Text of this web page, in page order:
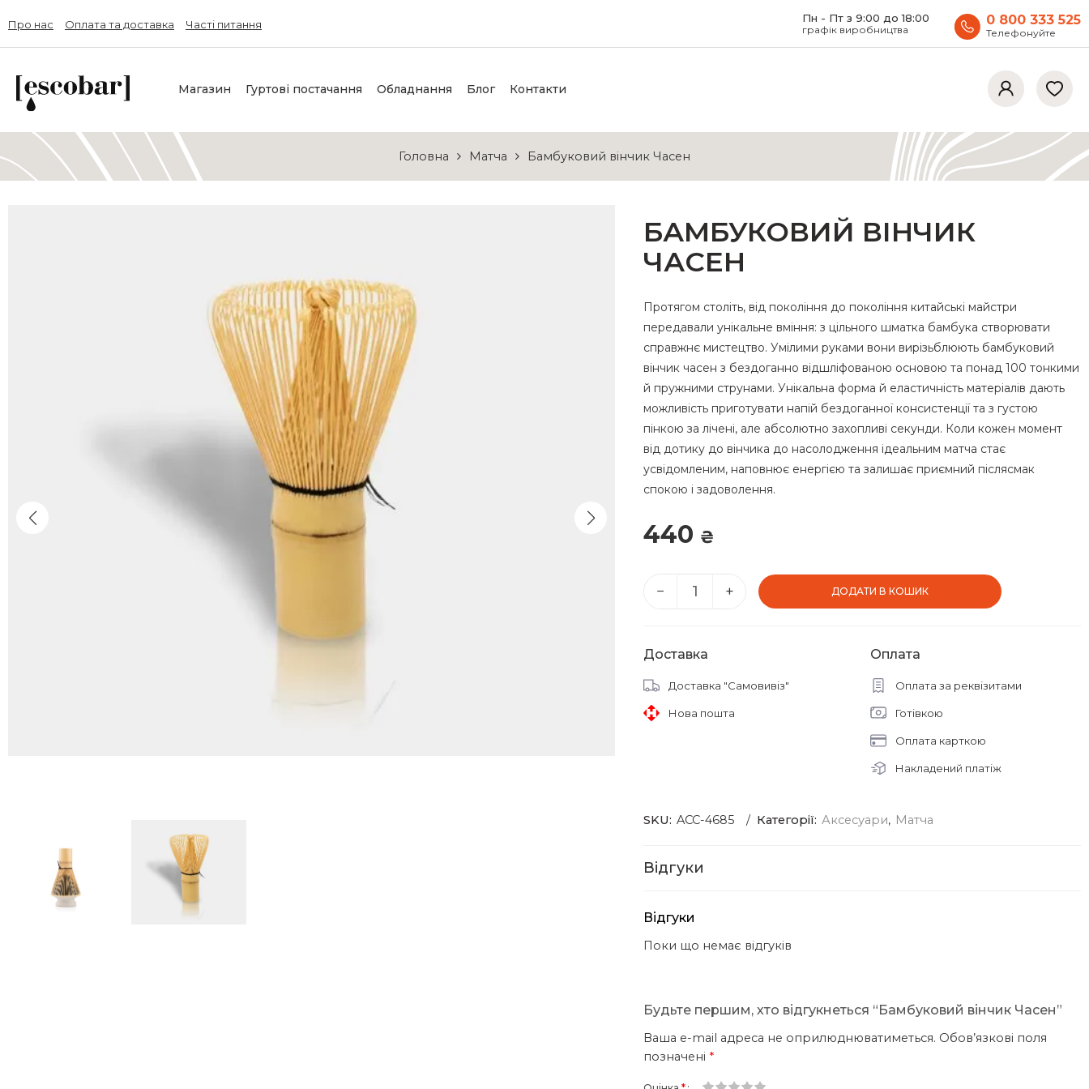
Про нас Оплата та доставка Часті питання Пн - Пт з 9:00 до 18:00
графік виробництва
0 800 333 525
Телефонуйте
Магазин Гуртові постачання Обладнання Блог Контакти
Головна Матча Бамбуковий вінчик Часен
Протягом століть, від покоління до покоління китайські майстри
передавали унікальне вміння: з цільного шматка бамбука створювати
справжнє мистецтво. Умілими руками вони вирізьблюють бамбуковий
вінчик часен з бездоганно відшліфованою основою та понад 100 тонкими
й пружними струнами. Унікальна форма й еластичність матеріалів дають
можливість приготувати напій бездоганної консистенції та з густою
пінкою за лічені, але абсолютно захопливі секунди. Коли кожен момент
від дотику до вінчика до насолодження ідеальним матча стає
усвідомленим, наповнює енергією та залишає приємний післясмак
спокою і задоволення.
БАМБУКОВИЙ ВІНЧИК
ЧАСЕН
440 ₴
+
− ДОДАТИ В КОШИК
Доставка
Доставка "Самовивіз"
Нова пошта
Оплата
Оплата за реквізитами
Готівкою
Оплата карткою
Накладений платіж
Відгуки
Відгуки
Поки що немає відгуків
Будьте першим, хто відгукнеться “Бамбуковий вінчик Часен”
Ваша e-mail адреса не оприлюднюватиметься. Обов’язкові поля
позначені *
SKU: ACC-4685 Категорії: Аксесуари, Матча